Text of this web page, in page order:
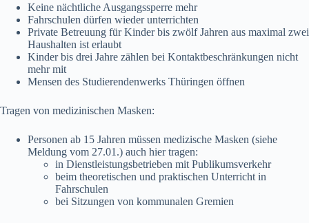
Keine nächtliche Ausgangssperre mehr
Fahrschulen dürfen wieder unterrichten
Private Betreuung für Kinder bis zwölf Jahren aus maximal zwei
Haushalten ist erlaubt
Kinder bis drei Jahre zählen bei Kontaktbeschränkungen nicht
mehr mit
Mensen des Studierendenwerks Thüringen öffnen
Tragen von medizinischen Masken:
Personen ab 15 Jahren müssen medizische Masken (siehe
Meldung vom 27.01.) auch hier tragen:
in Dienstleistungsbetrieben mit Publikumsverkehr
beim theoretischen und praktischen Unterricht in
Fahrschulen
bei Sitzungen von kommunalen Gremien